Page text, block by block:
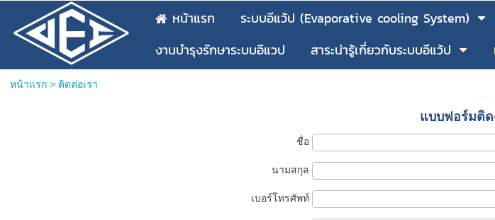
หน้าแรก ระบบอีแว้ป (Evaporative cooling System)
งานบำรุงรักษาระบบอีแวป
สาระน่ารู้เกี่ยวกับระบบอีแว้ป
หน้าแรก> ติดต่อเรา
แบบฟอร์มติ
ชื่อ
นามสกุล
เบอร์โทรศัพท์